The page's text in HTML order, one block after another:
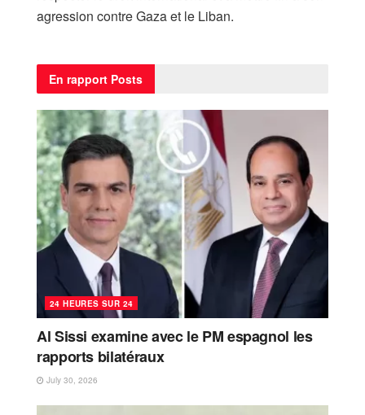
agression contre Gaza et le Liban.
En rapport Posts
24 HEURES SUR 24
Al Sissi examine avec le PM espagnol les
rapports bilatéraux
July 30, 2026